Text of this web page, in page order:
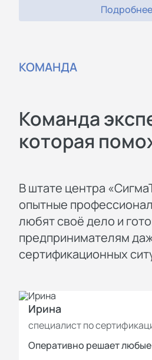
Подробнее
КОМАНДА
Команда
которая
В штате центра
опытные
любят своё дело и
предпринимателям
сертификационных
Ирина
специалист по
Оперативно решает